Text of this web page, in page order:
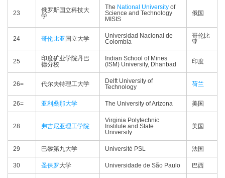
23
俄罗斯国立科技大
学
The National University of
Science and Technology
MISIS
俄国
24 哥伦比亚 国立大学
Universidad Nacional de
Colombia
哥伦比
亚
25
印度矿业学院丹巴
德分校
Indian School of Mines
(ISM) University, Dhanbad
印度
26= 代尔夫特理工大学
Delft University of
Technology
荷兰
26= 亚利桑那大学 The University of Arizona 美国
28 弗吉尼亚理工学院
Virginia Polytechnic
Institute and State
University
美国
29 巴黎第九大学 Université PSL 法国
30 圣保罗大学 Universidade de São Paulo 巴西